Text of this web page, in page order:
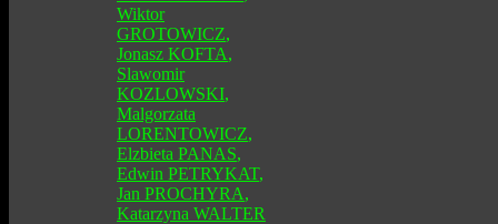
Wiktor
GROTOWICZ,
Jonasz KOFTA,
Slawomir
KOZLOWSKI,
Malgorzata
LORENTOWICZ,
Elzbieta PANAS,
Edwin PETRYKAT,
Jan PROCHYRA,
Katarzyna WALTER